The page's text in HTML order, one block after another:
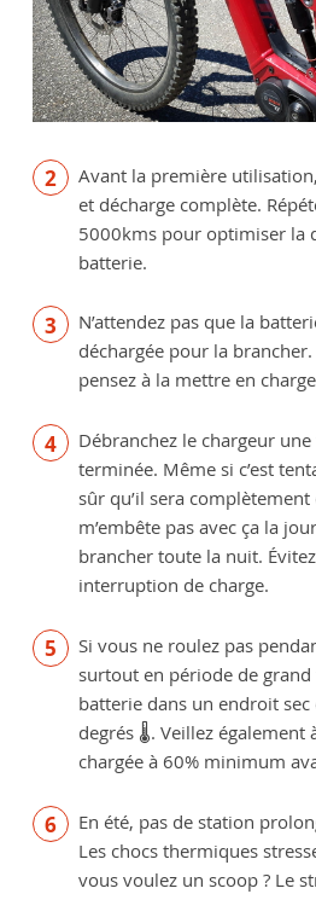
Avant la première
et décharge complète.
5000kms pour optimiser la
batterie.
N’attendez pas que la
déchargée pour la
pensez à la mettre en
Débranchez le chargeur
terminée. Même si c’est
sûr qu’il sera complètement
m’embête pas avec ça la
brancher toute la nuit.
interruption de charge.
Si vous ne roulez pas
surtout en période de
batterie dans un endroit
degrés 🌡. Veillez également
chargée à 60% minimum
En été, pas de station
Les chocs thermiques
vous voulez un scoop ? Le